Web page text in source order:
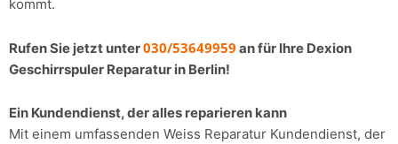
kommt.
Rufen Sie jetzt unter030/53649959 an für Ihre Dexion
Geschirrspuler Reparatur in Berlin!
Ein Kundendienst, der alles reparieren kann
Mit einem umfassenden Weiss Reparatur Kundendienst, der